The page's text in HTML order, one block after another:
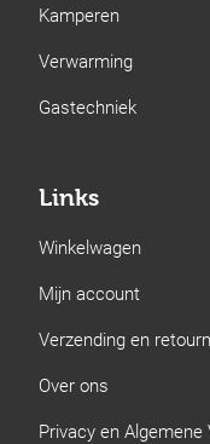
Kamperen
Verwarming
Gastechniek
Links
Winkelwagen
Mijn account
Verzending en
Over ons
Privacy en Algemene